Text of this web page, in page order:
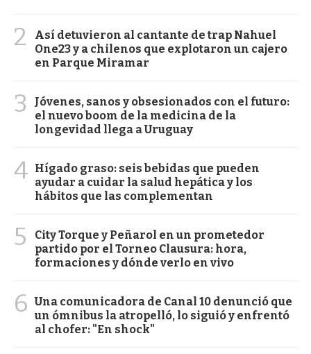
2
Así detuvieron al cantante de trap Nahuel
One23 y a chilenos que explotaron un cajero
en Parque Miramar
3
Jóvenes, sanos y obsesionados con el futuro:
el nuevo boom de la medicina de la
longevidad llega a Uruguay
4 Hígado graso: seis bebidas que pueden
ayudar a cuidar la salud hepática y los
hábitos que las complementan
5
City Torque y Peñarol en un prometedor
partido por el Torneo Clausura: hora,
formaciones y dónde verlo en vivo
6 Una comunicadora de Canal 10 denunció que
un ómnibus la atropelló, lo siguió y enfrentó
al chofer: "En shock"